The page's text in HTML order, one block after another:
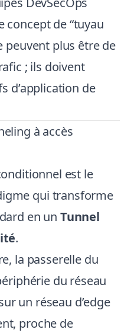
concept de “tuyau
peuvent plus être de
; ils doivent
d’application de
à accès
est le
qui transforme
en un Tunnel
.
la passerelle du
du réseau
un réseau d’edge
proche de